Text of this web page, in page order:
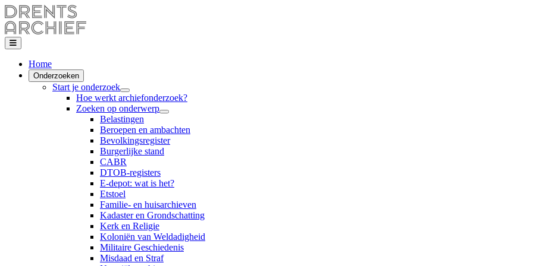
Home
Onderzoeken
Start je onderzoek
Hoe werkt archiefonderzoek?
Zoeken op onderwerp
Belastingen
Beroepen en ambachten
Bevolkingsregister
Burgerlijke stand
CABR
DTOB-registers
E-depot: wat is het?
Etstoel
Familie- en huisarchieven
Kadaster en Grondschatting
Kerk en Religie
Koloniën van Weldadigheid
Militaire Geschiedenis
Misdaad en Straf